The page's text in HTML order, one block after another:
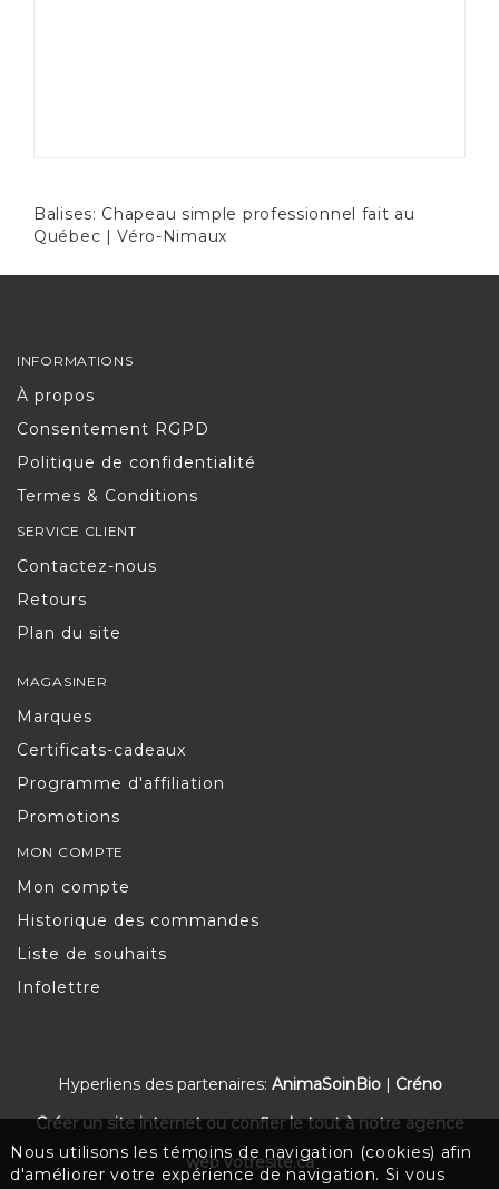
Balises: Chapeau simple professionnel fait au
Québec | Véro-Nimaux
INFORMATIONS
À propos
Consentement RGPD
Politique de confidentialité
Termes & Conditions
SERVICE CLIENT
Contactez-nous
Retours
Plan du site
MAGASINER
Marques
Certificats-cadeaux
Programme d'affiliation
Promotions
MON COMPTE
Mon compte
Historique des commandes
Liste de souhaits
Infolettre
Hyperliens des partenaires: AnimaSoinBio| Créno
Créer un site internet ou confier le tout à notre agence
web votresite.ca
Nous utilisons les témoins de navigation (cookies) afin
d'améliorer votre expérience de navigation. Si vous